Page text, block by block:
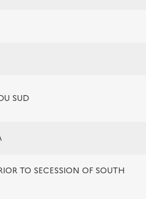
SUD
TO SECESSION OF SOUTH